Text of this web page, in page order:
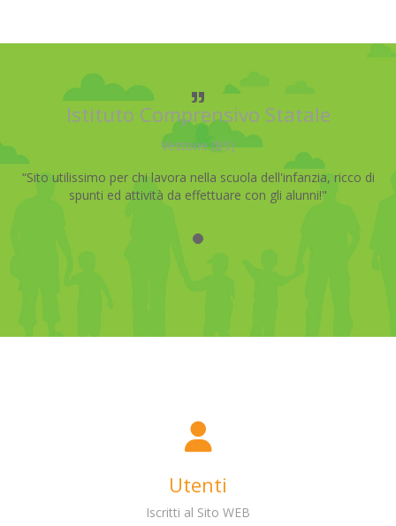
Istituto Comprensivo Statale
Vestone (BS)
“Sito utilissimo per chi lavora nella scuola dell'infanzia, ricco di
spunti ed attività da effettuare con gli alunni!"
Utenti
Iscritti al Sito WEB